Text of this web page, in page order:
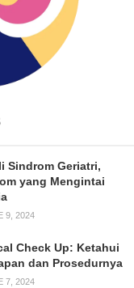
Sindrom Geriatri,
yang Mengintai
9, 2024
Check Up: Ketahui
dan Prosedurnya
7, 2024